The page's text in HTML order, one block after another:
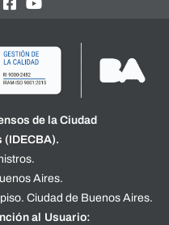
de la Ciudad
(IDECBA).
Aires.
Ciudad de Buenos Aires.
al Usuario: